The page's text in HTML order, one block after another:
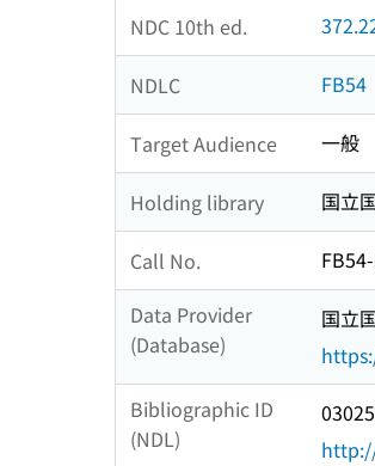
NDC 10th ed.
NDLC FB54
Target Audience 一般
Holding library 国立
Call No.
Data Provider
(Database)
国立
Bibliographic ID
(NDL)